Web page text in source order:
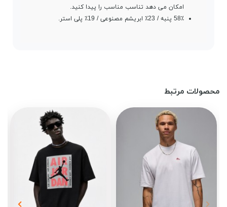
امکان می دهد تناسب مناسب را پیدا کنید.
58٪ پنبه / 23٪ ابریشم مصنوعی / 19٪ پلی استر.
محصولات مرتبط